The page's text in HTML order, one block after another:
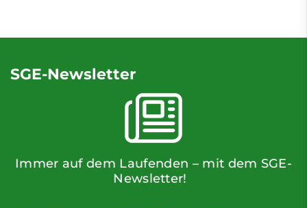
SGE-Newsletter
Immer auf dem Laufenden – mit dem SGE-
Newsletter!